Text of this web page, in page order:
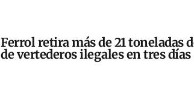
Ferrol retira más de 21 toneladas
de vertederos ilegales en tres días